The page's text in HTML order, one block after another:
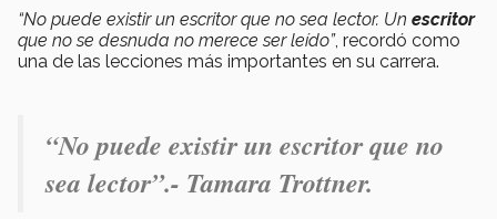
“No puede existir un escritor que no sea lector. Un escritor
que no se desnuda no merece ser leído”, recordó como
una de las lecciones más importantes en su carrera.
“No puede existir un escritor que no
sea lector”.- Tamara Trottner.